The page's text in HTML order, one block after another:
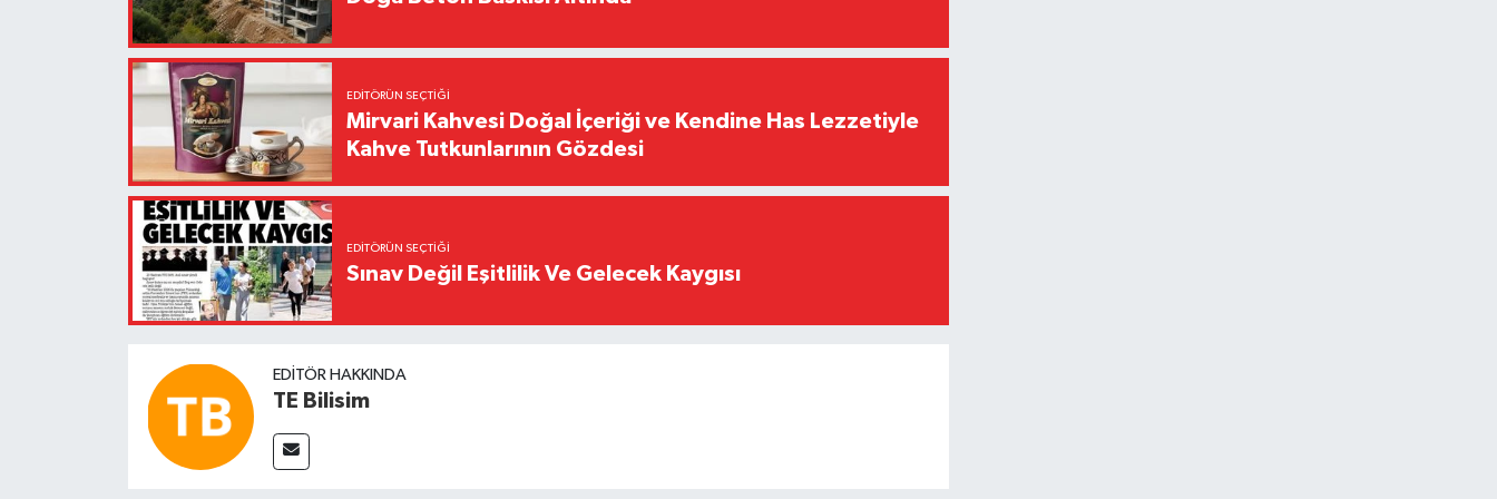
EDITÖRÜN SEÇTIĞI
Mirvari Kahvesi Doğal İçeriği ve Kendine Has Lezzetiyle
Kahve Tutkunlarının Gözdesi
EDITÖRÜN SEÇTIĞI
Sınav Değil Eşitlilik Ve Gelecek Kaygısı
EDITÖR HAKKINDA
TE Bilisim